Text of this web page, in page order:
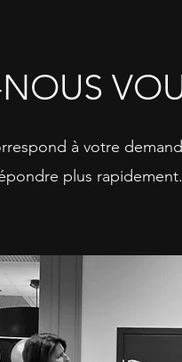
à votre
plus rapidement.